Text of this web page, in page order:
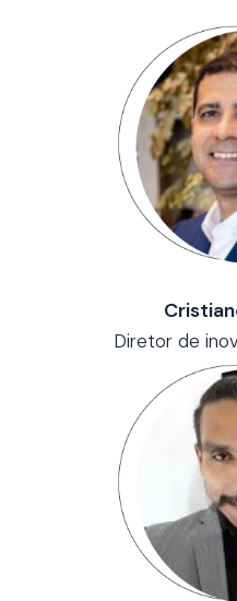
Diretor de